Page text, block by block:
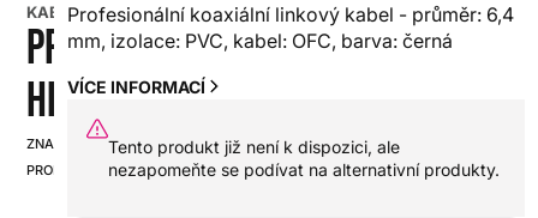
KABEL
PROEL
HPC110BK
ZNAČKA:
PROEL
SKU:
HX0000000030363
Profesionální koaxiální linkový kabel - průměr: 6,4
mm, izolace: PVC, kabel: OFC, barva: černá
VÍCE INFORMACÍ
Tento produkt již není k dispozici, ale
nezapomeňte se podívat na alternativní produkty.